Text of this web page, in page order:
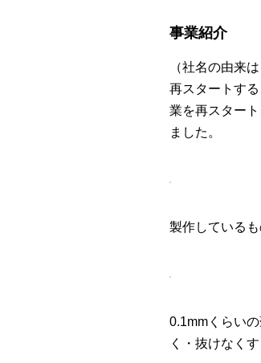
事業紹介
（社名の由来
再スタートす
業を再スター
ました。
製作している
0.1mmくらい
く・抜けなく